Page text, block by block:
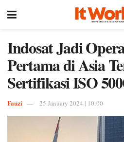
Indosat Jadi
Pertama di Asia
Sertifikasi ISO
Fauzi 25 January 2024 | 10:00